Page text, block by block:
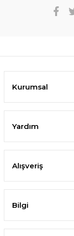
Kurumsal
Yardım
Alışveriş
Bilgi